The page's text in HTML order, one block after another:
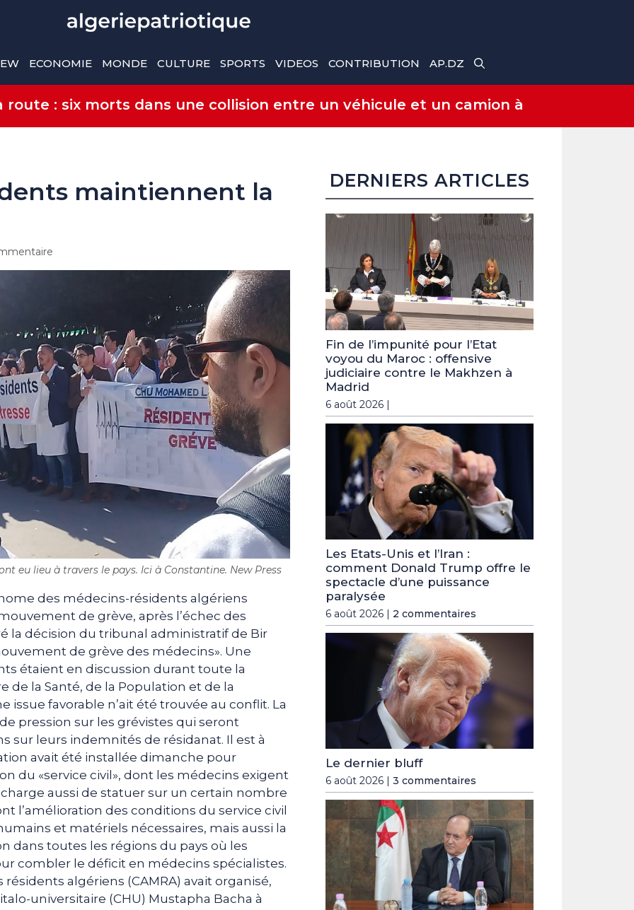
ECONOMIE MONDE CULTURE SPORTS VIDEOS CONTRIBUTION AP.DZ
route : six morts dans une collision entre un véhicule et un camion à
maintiennent la
eu lieu à travers le pays. Ici à Constantine. New Press
des médecins-résidents algériens
de grève, après l’échec des
la décision du tribunal administratif de Bir
de grève des médecins». Une
étaient en discussion durant toute la
de la Santé, de la Population et de la
issue favorable n’ait été trouvée au conflit. La
pression sur les grévistes qui seront
sur leurs indemnités de résidanat. Il est à
avait été installée dimanche pour
du «service civil», dont les médecins exigent
aussi de statuer sur un certain nombre
l’amélioration des conditions du service civil
et matériels nécessaires, mais aussi la
toutes les régions du pays où les
combler le déficit en médecins spécialistes.
algériens (CAMRA) avait organisé,
universitaire (CHU) Mustapha Bacha à
DERNIERS ARTICLES
Fin de l’impunité pour l’Etat
voyou du Maroc : offensive
judiciaire contre le Makhzen à
Madrid
6 août 2026 |
Les Etats-Unis et l’Iran :
comment Donald Trump offre le
spectacle d’une puissance
paralysée
6 août 2026 | 2 commentaires
Le dernier bluff
6 août 2026 | 3 commentaires